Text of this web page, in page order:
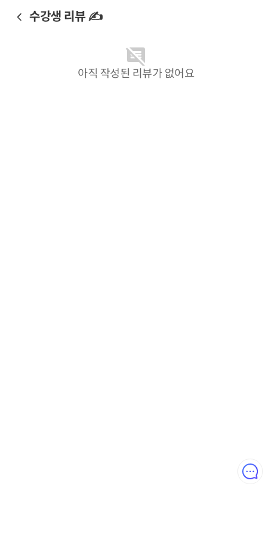
수강생 리뷰 ✍️
아직 작성된 리뷰가 없어요